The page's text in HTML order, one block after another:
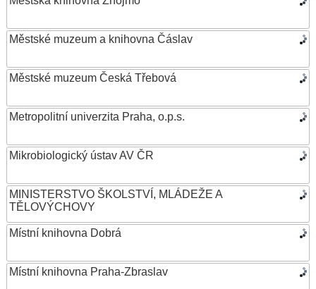
Městské muzeum a knihovna Čáslav
Městské muzeum Česká Třebová
Metropolitní univerzita Praha, o.p.s.
Mikrobiologický ústav AV ČR
MINISTERSTVO ŠKOLSTVÍ, MLÁDEŽE A
TĚLOVÝCHOVY
Místní knihovna Dobrá
Místní knihovna Praha-Zbraslav